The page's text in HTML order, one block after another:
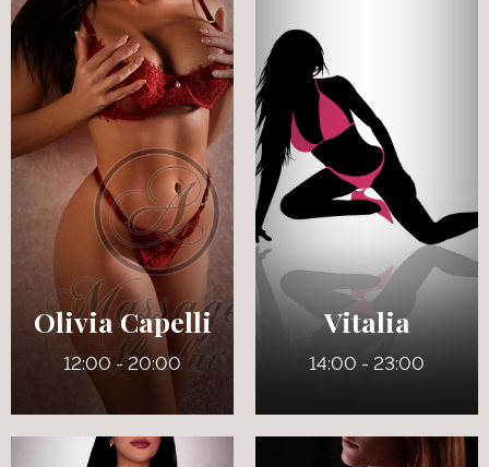
28 ans
5' 5"
Français
6
125 lbs
Bruns
24 ans
5' 9"
Anglais
8
Noisettes
Olivia Capelli
12:00 - 20:00
Vitalia
14:00 - 23:00